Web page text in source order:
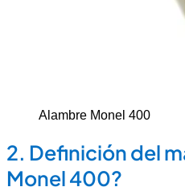
Alambre Monel 400
2. Definición del
Monel 400?